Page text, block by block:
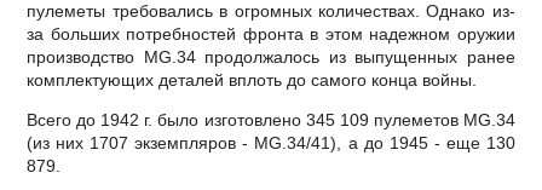
пулеметы требовались в огромных количествах. Однако из-
за больших потребностей фронта в этом надежном оружии
производство МG.34 продолжалось из выпущенных ранее
комплектующих деталей вплоть до самого конца войны.
Всего до 1942 г. было изготовлено 345 109 пулеметов МG.34
(из них 1707 экземпляров - МG.34/41), а до 1945 - еще 130
879.